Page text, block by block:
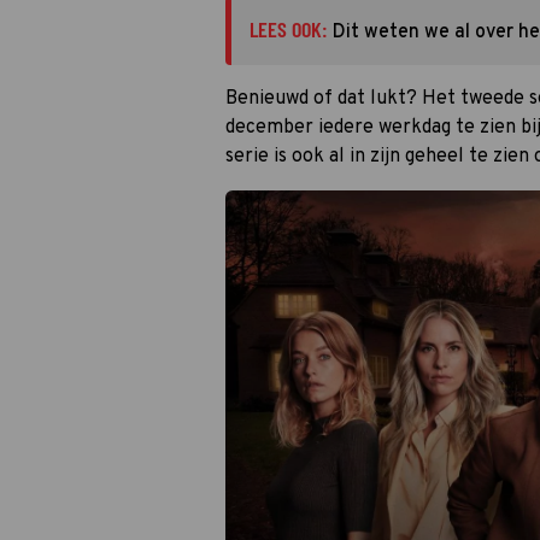
LEES OOK: Dit weten we al over
Benieuwd of dat lukt? Het tweede
december iedere werkdag te zien
serie is ook al in zijn geheel te zien